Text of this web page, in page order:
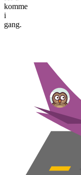
komme
i
gang.